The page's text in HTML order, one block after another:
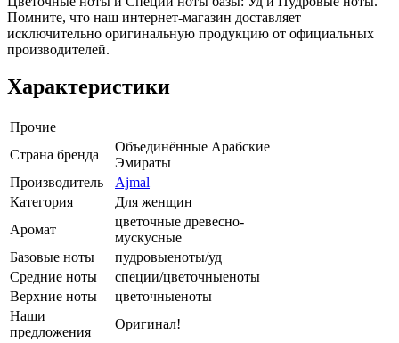
Помните, что наш интернет-магазин доставляет
исключительно оригинальную продукцию от официальных
производителей.
Характеристики
Прочие
Страна бренда
Объединённые Арабские
Эмираты
Производитель
Ajmal
Категория
Для женщин
Аромат
цветочные древесно-
мускусные
Базовые ноты
пудровыеноты/уд
Средние ноты
специи/цветочныеноты
Верхние ноты
цветочныеноты
Наши
предложения
Оригинал!